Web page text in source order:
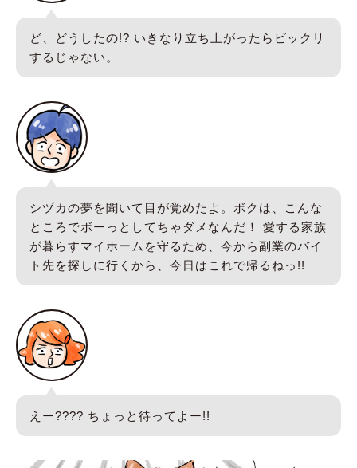
ど、どうしたの!? いきなり立ち上がったらビックリ
するじゃない。
シヅカの夢を聞いて目が覚めたよ。ボクは、こんな
ところでボーっとしてちゃダメなんだ！ 愛する家族
が暮らすマイホームを守るため、今から副業のバイ
ト先を探しに行くから、今日はこれで帰るねっ!!
えー???? ちょっと待ってよー!!